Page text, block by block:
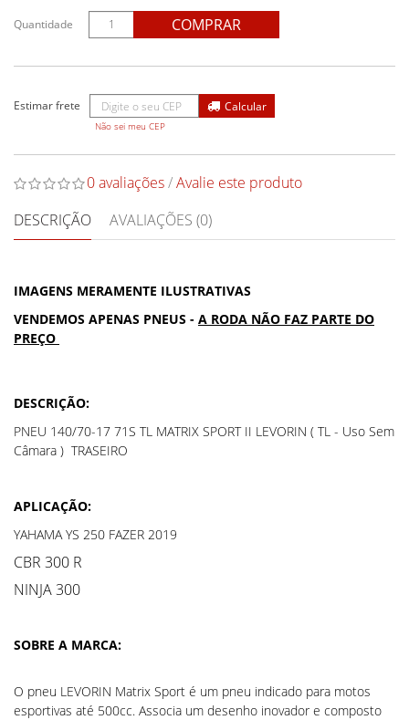
Quantidade COMPRAR
Não sei meu CEP
0 avaliações/Avalie este produto
DESCRIÇÃO
AVALIAÇÕES (0)
IMAGENS MERAMENTE ILUSTRATIVAS
VENDEMOS APENAS PNEUS - A RODA NÃO FAZ PARTE DO
PREÇO
DESCRIÇÃO:
PNEU 140/70-17 71S TL MATRIX SPORT II LEVORIN ( TL - Uso Sem
Câmara ) TRASEIRO
APLICAÇÃO:
YAHAMA YS 250 FAZER 2019
CBR 300 R
NINJA 300
SOBRE A MARCA:
O pneu LEVORIN Matrix Sport é um pneu indicado para motos
esportivas até 500cc. Associa um desenho inovador e composto